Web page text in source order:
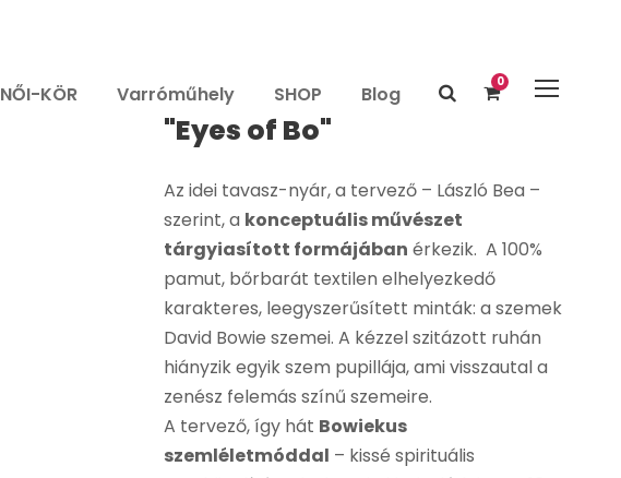
NŐI-KÖR Varróműhely SHOP Blog
0
"Eyes of Bo"
Az idei tavasz-nyár, a tervező – László Bea –
szerint, a konceptuális művészet
tárgyiasított formájában érkezik. A 100%
pamut, bőrbarát textilen elhelyezkedő
karakteres, leegyszerűsített minták: a szemek
David Bowie szemei. A kézzel szitázott ruhán
hiányzik egyik szem pupillája, ami visszautal a
zenész felemás színű szemeire.
A tervező, így hát Bowiekus
szemléletmóddal – kissé spirituális